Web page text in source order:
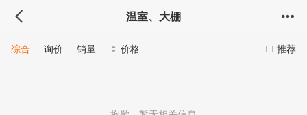
温室、大棚
推荐
综合 询价 销量 价格